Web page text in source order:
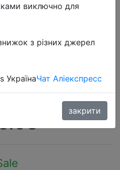
размер 3,
5, красно
виключно для
з різних джерел
УкраїнаЧат Аліекспресс
закрити